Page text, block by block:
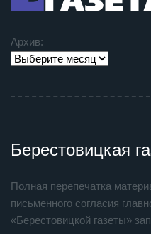
Архив:
Берестовицкая
Полная перепечатка
письменного согласия
«Берестовицкой газеты»